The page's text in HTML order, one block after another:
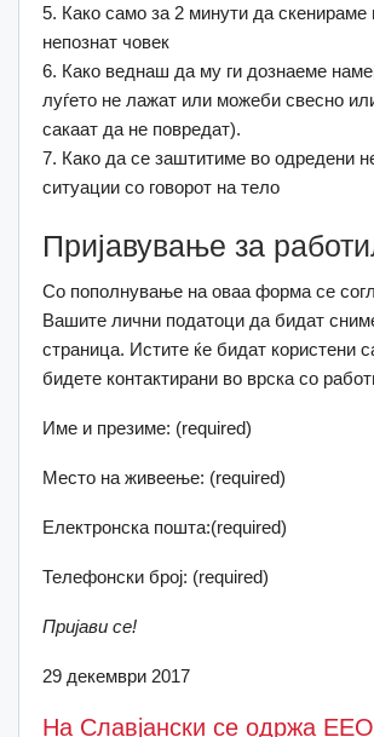
5. Како само за 2 минути да скенираме
непознат човек
6. Како веднаш да му ги дознаеме
луѓето не лажат или можеби свесно
сакаат да не повредат).
7. Како да се заштитиме во одредени
ситуации со говорот на тело
Пријавување за
Со пополнување на оваа форма се
Вашите лични податоци да бидат
страница. Истите ќе бидат користени
бидете контактирани во врска со
Име и презиме: (required)
Место на живеење: (required)
Електронска пошта:(required)
Телефонски број: (required)
Пријави се!
29 декември 2017
На Славјански се одржа